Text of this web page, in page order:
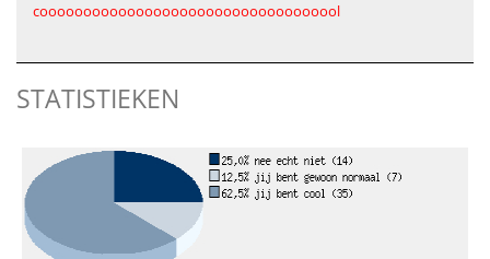
cooooooooooooooooooooooooooooooooool
STATISTIEKEN